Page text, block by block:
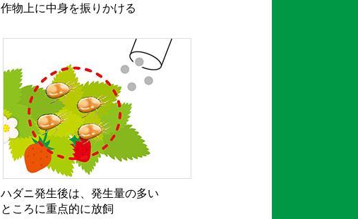
作物上に中身を振りかける
ハダニ発生後は、発生量の多い
ところに重点的に放飼